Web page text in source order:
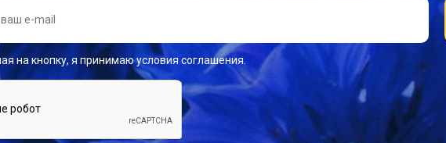
на кнопку, я принимаю условия соглашения.